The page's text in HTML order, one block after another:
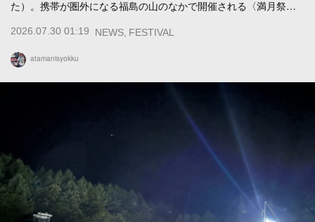
た）。携帯が圏外になる福島の山のなかで開催される〈満月祭…
2026.07.30 01:19 NEWS FESTIVAL
atamanisyokku